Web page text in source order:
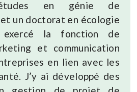
en génie de
et un doctorat en écologie
exercé la fonction de
et communication
en lien avec les
J’y ai développé des